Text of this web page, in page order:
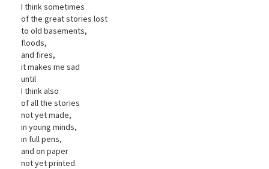
I think sometimes
of the great stories lost
to old basements,
floods,
and fires,
it makes me sad
until
I think also
of all the stories
not yet made,
in young minds,
in full pens,
and on paper
not yet printed.